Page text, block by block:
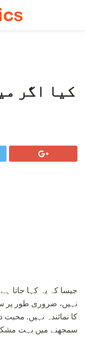
کیا اگر
جیسا کہ یہ کہا جاتا
نہیں، ضروری طور پر
کا نمائندہ نہیں.
سمجھنے میں بہت